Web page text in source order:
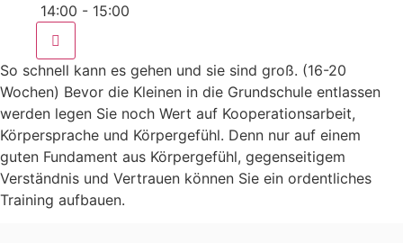
14:00 - 15:00
So schnell kann es gehen und sie sind groß. (16-20
Wochen) Bevor die Kleinen in die Grundschule entlassen
werden legen Sie noch Wert auf Kooperationsarbeit,
Körpersprache und Körpergefühl. Denn nur auf einem
guten Fundament aus Körpergefühl, gegenseitigem
Verständnis und Vertrauen können Sie ein ordentliches
Training aufbauen.